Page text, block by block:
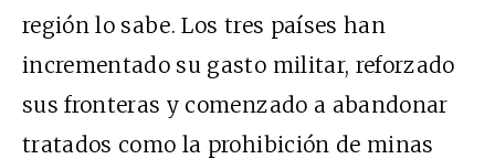
región lo sabe. Los tres países han
incrementado su gasto militar, reforzado
sus fronteras y comenzado a abandonar
tratados como la prohibición de minas